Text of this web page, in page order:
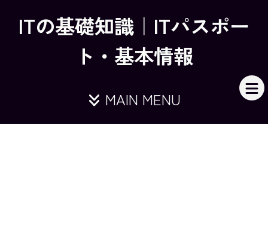
ITの基礎知識｜ITパスポー
ト・基本情報
MAIN MENU